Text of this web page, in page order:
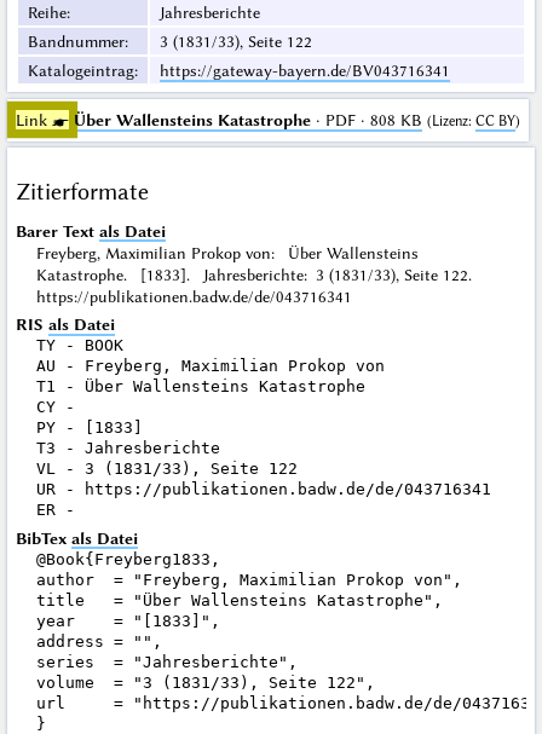
Reihe:
Jahresberichte
Bandnummer:
3 (1831/33), Seite 122
Katalogeintrag: https://gateway-bayern.de/BV043716341
Link ☛ Über Wallensteins Katastrophe· PDF · 808 KB (Lizenz: CC BY)
Zitierformate
Barer Text als Datei
Freyberg, Maximilian Prokop von: Über Wallensteins
Katastrophe. [1833]. Jahresberichte: 3 (1831/33), Seite 122.
https://publikationen.badw.de/de/043716341
RIS als Datei
TY - BOOK
AU - Freyberg, Maximilian Prokop von
T1 - Über Wallensteins Katastrophe
CY -
PY - [1833]
T3 - Jahresberichte
VL - 3 (1831/33), Seite 122
UR - https://publikationen.badw.de/de/043716341
BibTex als Datei
@Book{Freyberg1833,
author  = "Freyberg, Maximilian Prokop von",
title   = "Über Wallensteins Katastrophe",
year    = "[1833]",
address = "",
series  = "Jahresberichte",
volume  = "3 (1831/33), Seite 122",
url     = "https://publikationen.badw.de/de/